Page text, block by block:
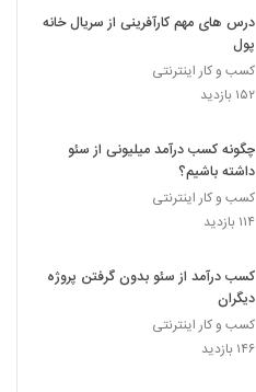
درس های مهم کارآفرینی از سریال خانه
پول
کسب و کار اینترنتی
۱۵۲ بازدید
چگونه کسب درآمد میلیونی از سئو
داشته باشیم؟
کسب و کار اینترنتی
۱۱۴ بازدید
کسب درآمد از سئو بدون گرفتن پروژه
دیگران
کسب و کار اینترنتی
۱۴۶ بازدید